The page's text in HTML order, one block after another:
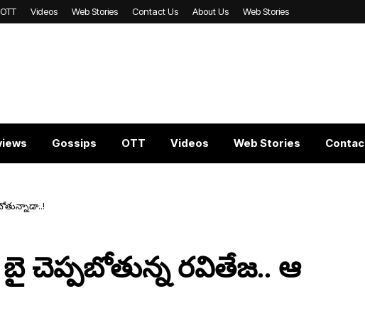
OTT Videos Web Stories Contact Us About Us Web Stories
Gossips OTT Videos Web Stories
చెప్ప‌బోతున్న ర‌వితేజ‌.. ఆ